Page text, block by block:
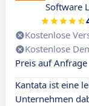
Software
Kostenlose
Kostenlose
Preis auf Anfrage
Kantata ist eine
Unternehmen